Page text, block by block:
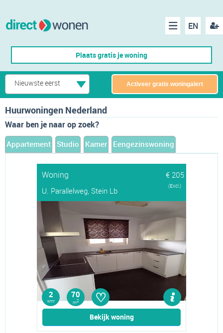
EN
Menu
Plaats gratis je woning
Nieuwste eerst Activeer gratis woningalert
Huurwoningen Nederland
Waar ben je naar op zoek?
Appartement Studio Kamer Eengezinswoning
Woning
€ 205
U. Parallelweg, Stein Lb
(Excl.)
2
kmr
70
m2 ♡
Bekijk woning